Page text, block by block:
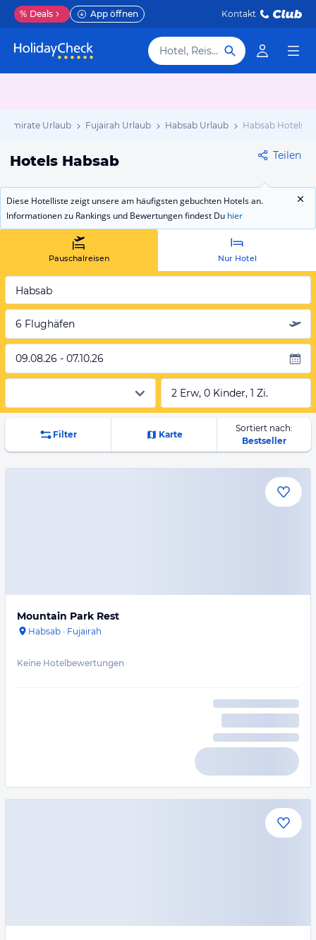
% Deals App öffnen Kontakt
Hotel, Reiseziel
Emirate Urlaub Fujairah Urlaub Habsab Urlaub Habsab Hotels
Hotels Habsab Teilen
Diese Hotelliste zeigt unsere am häufigsten gebuchten Hotels an.
Informationen zu Rankings und Bewertungen findest Du hier
Pauschalreisen Nur Hotel
Habsab
6 Flughäfen
09.08.26 - 07.10.26
2 Erw, 0 Kinder, 1 Zi.
Filter Karte
Sortiert nach:
Bestseller
Mountain Park Rest
Habsab · Fujairah
Keine Hotelbewertungen